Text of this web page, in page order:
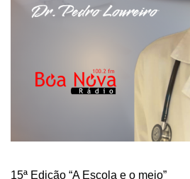
15ª Edição “A Escola e o meio”